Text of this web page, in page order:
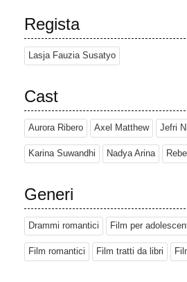
Regista
Lasja Fauzia Susatyo
Cast
Aurora Ribero Axel Matthew Jefri
Karina Suwandhi Nadya Arina
Generi
Drammi romantici Film per
Film romantici Film tratti da libri